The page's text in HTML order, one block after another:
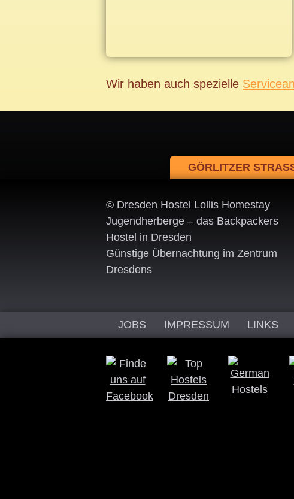
Wir haben auch spezielle
GÖRLITZER
© Dresden Hostel Lollis Homestay
Jugendherberge – das Backpackers
Hostel in Dresden
Günstige Übernachtung im Zentrum
Dresdens
JOBS IMPRESSUM LINKS